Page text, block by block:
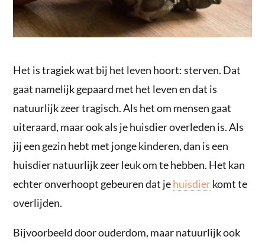
Het is tragiek wat bij het leven hoort: sterven. Dat
gaat namelijk gepaard met het leven en dat is
natuurlijk zeer tragisch. Als het om mensen gaat
uiteraard, maar ook als je huisdier overleden is. Als
jij een gezin hebt met jonge kinderen, dan is een
huisdier natuurlijk zeer leuk om te hebben. Het kan
echter onverhoopt gebeuren dat jehuisdierkomt te
overlijden.
Bijvoorbeeld door ouderdom, maar natuurlijk ook